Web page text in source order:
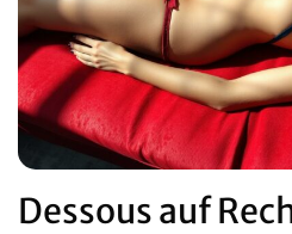
Dessous auf